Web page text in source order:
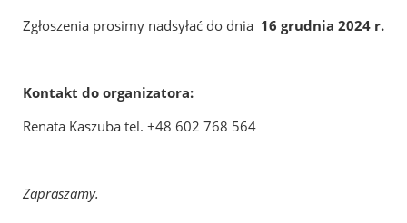
Zgłoszenia prosimy nadsyłać do dnia 16 grudnia 2024 r.
Kontakt do organizatora:
Renata Kaszuba tel. +48 602 768 564
Zapraszamy.